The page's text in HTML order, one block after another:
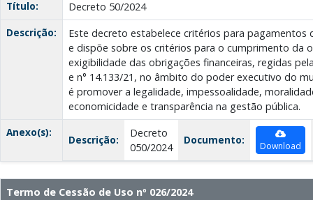
Título:
Decreto 50/2024
Descrição:
Este decreto estabelece critérios para pagamentos
e dispõe sobre os critérios para o cumprimento da
exigibilidade das obrigações financeiras, regidas
e n° 14.133/21, no âmbito do poder executivo do
é promover a legalidade, impessoalidade,
economicidade e transparência na gestão pública.
Anexo(s):
Descrição:
Decreto
050/2024
Documento: Download
Termo de Cessão de Uso nº 026/2024